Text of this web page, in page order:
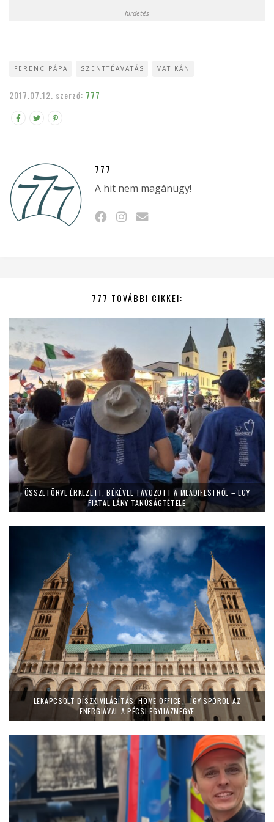
hirdetés
FERENC PÁPA SZENTTÉAVATÁS VATIKÁN
2017.07.12. szerző: 777
777
A hit nem magánügy!
777 TOVÁBBI CIKKEI:
ÖSSZETÖRVE ÉRKEZETT, BÉKÉVEL TÁVOZOTT A MLADIFESTRŐL – EGY
FIATAL LÁNY TANÚSÁGTÉTELE
LEKAPCSOLT DÍSZKIVILÁGÍTÁS, HOME OFFICE – ÍGY SPÓROL AZ
ENERGIÁVAL A PÉCSI EGYHÁZMEGYE